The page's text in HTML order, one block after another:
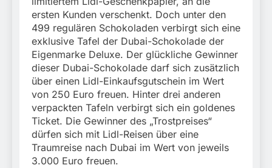
ersten Kunden verschenkt. Doch unter den
499 regulären Schokoladen verbirgt sich eine
exklusive Tafel der Dubai-Schokolade der
Eigenmarke Deluxe. Der glückliche Gewinner
dieser Dubai-Schokolade darf sich zusätzlich
über einen Lidl-Einkaufsgutschein im Wert
von 250 Euro freuen. Hinter drei anderen
verpackten Tafeln verbirgt sich ein goldenes
Ticket. Die Gewinner des „Trostpreises“
dürfen sich mit Lidl-Reisen über eine
Traumreise nach Dubai im Wert von jeweils
3.000 Euro freuen.